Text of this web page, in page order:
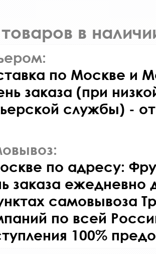
в
по Москве и
заказа (при
службы) -
по адресу:
заказа ежедневно
самовывоза
по всей
100%